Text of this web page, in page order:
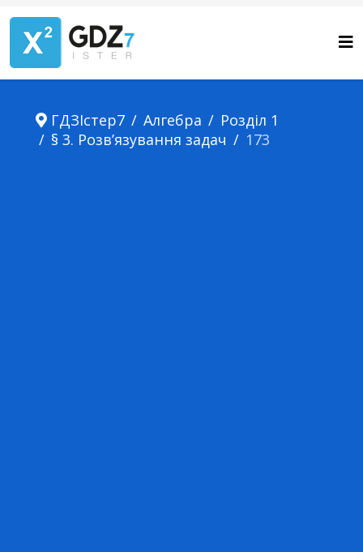
ГДЗІстер7 Алгебра
Розділ 1
§ 3. Розв’язування задач
173